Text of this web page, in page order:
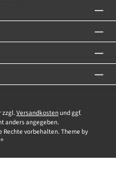
zzgl. Versandkostenund ggf.
anders angegeben.
vorbehalten. Theme by